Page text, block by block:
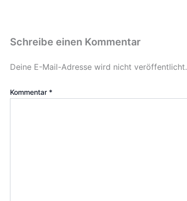
Schreibe einen Kommentar
Deine E-Mail-Adresse wird nicht veröffentlicht.
Kommentar *